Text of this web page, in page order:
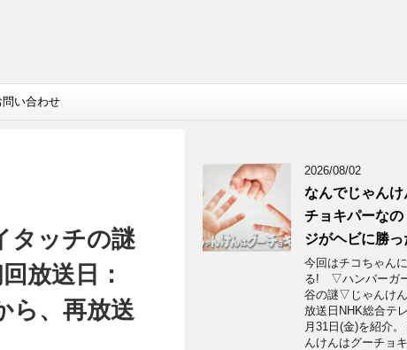
問い合わせ
タッチの謎
放送日：
ら、再放送
2026/08/02
なんでじゃんけ
チョキパーなの
ジがヘビに勝っ
今回はチコちゃん
る! ▽ハンバーガ
谷の謎▽じゃんけ
放送日NHK総合テ
月31日(金)を紹介
んけんはグーチョ